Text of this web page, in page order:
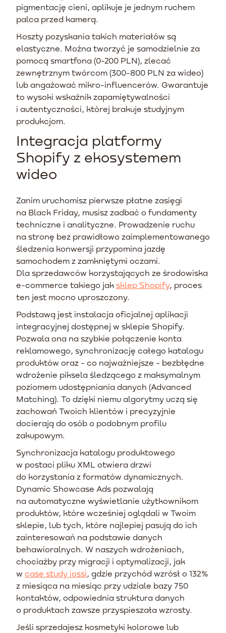
pigmentację cieni, aplikuje je jednym ruchem
palca przed kamerą.
Koszty pozyskania takich materiałów są
elastyczne. Można tworzyć je samodzielnie za
pomocą smartfona (0-200 PLN), zlecać
zewnętrznym twórcom (300-800 PLN za wideo)
lub angażować mikro-influencerów. Gwarantuje
to wysoki wskaźnik zapamiętywalności
i autentyczności, której brakuje studyjnym
produkcjom.
Integracja platformy
Shopify z ekosystemem
wideo
Zanim uruchomisz pierwsze płatne zasięgi
na Black Friday, musisz zadbać o fundamenty
techniczne i analityczne. Prowadzenie ruchu
na stronę bez prawidłowo zaimplementowanego
śledzenia konwersji przypomina jazdę
samochodem z zamkniętymi oczami.
Dla sprzedawców korzystających ze środowiska
e-commerce takiego jak sklep Shopify, proces
ten jest mocno uproszczony.
Podstawą jest instalacja oficjalnej aplikacji
integracyjnej dostępnej w sklepie Shopify.
Pozwala ona na szybkie połączenie konta
reklamowego, synchronizację całego katalogu
produktów oraz - co najważniejsze - bezbłędne
wdrożenie piksela śledzącego z maksymalnym
poziomem udostępniania danych (Advanced
Matching). To dzięki niemu algorytmy uczą się
zachowań Twoich klientów i precyzyjnie
docierają do osób o podobnym profilu
zakupowym.
Synchronizacja katalogu produktowego
w postaci pliku XML otwiera drzwi
do korzystania z formatów dynamicznych.
Dynamic Showcase Ads pozwalają
na automatyczne wyświetlanie użytkownikom
produktów, które wcześniej oglądali w Twoim
sklepie, lub tych, które najlepiej pasują do ich
zainteresowań na podstawie danych
behawioralnych. W naszych wdrożeniach,
chociażby przy migracji i optymalizacji, jak
w case study iossi , gdzie przychód wzrósł o 132%
z miesiąca na miesiąc przy udziale bazy 750
kontaktów, odpowiednia struktura danych
o produktach zawsze przyspieszała wzrosty.
Jeśli sprzedajesz kosmetyki kolorowe lub